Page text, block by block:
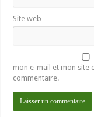
Site web
mon e-mail et mon site
commentaire.